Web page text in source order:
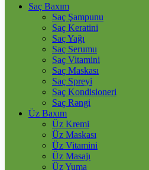
Saç Baxım
Saç Şampunu
Saç Keratini
Saç Yağı
Saç Serumu
Saç Vitamini
Saç Maskası
Saç Spreyi
Saç Kondisioneri
Saç Rəngi
Üz Baxım
Üz Kremi
Üz Maskası
Üz Vitamini
Üz Masajı
Üz Yuma